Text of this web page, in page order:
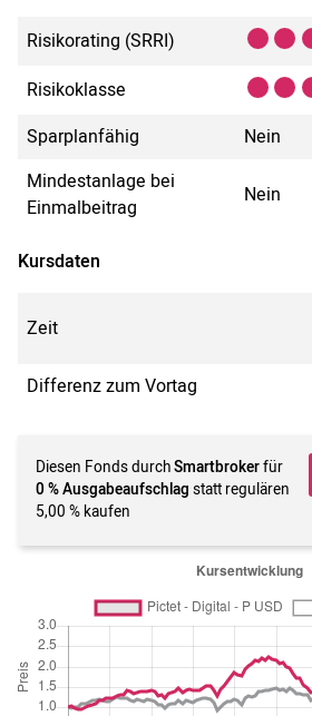
Risikorating (SRRI)
Risikoklasse
Sparplanfähig
Nein
Mindestanlage bei
Einmalbeitrag
Nein
Kursdaten
Zeit
Differenz zum Vortag
Diesen Fonds durchSmartbrokerfür
0 % Ausgabeaufschlag statt regulären
5,00 % kaufen